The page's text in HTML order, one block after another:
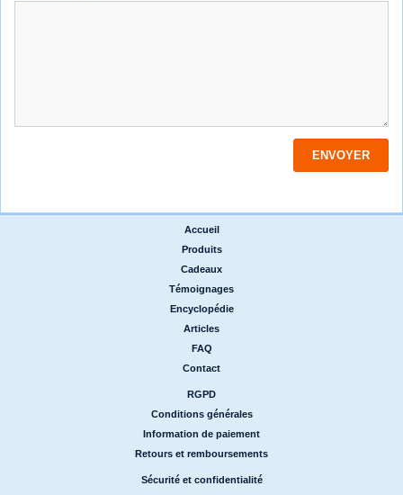
Accueil
Produits
Cadeaux
Témoignages
Encyclopédie
Articles
FAQ
Contact
RGPD
Conditions générales
Information de paiement
Retours et remboursements
Sécurité et confidentialité